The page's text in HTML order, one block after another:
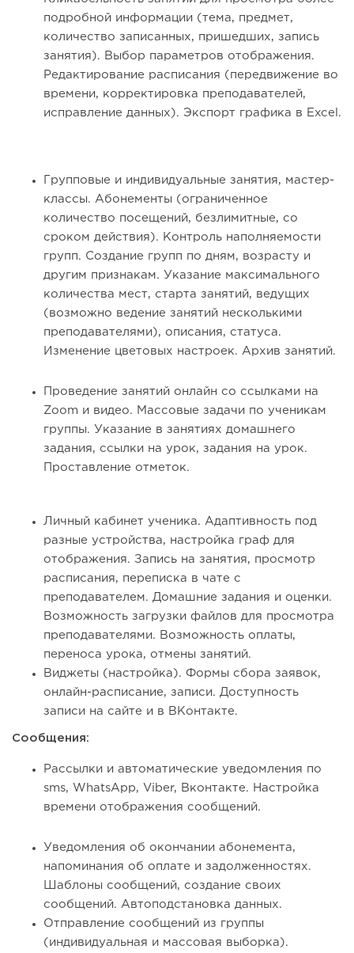
подробной информации (тема, предмет,
количество записанных, пришедших, запись
занятия). Выбор параметров отображения.
Редактирование расписания (передвижение во
времени, корректировка преподавателей,
исправление данных). Экспорт графика в Excel.
Групповые и индивидуальные занятия, мастер-
классы. Абонементы (ограниченное
количество посещений, безлимитные, со
сроком действия). Контроль наполняемости
групп. Создание групп по дням, возрасту и
другим признакам. Указание максимального
количества мест, старта занятий, ведущих
(возможно ведение занятий несколькими
преподавателями), описания, статуса.
Изменение цветовых настроек. Архив занятий.
Проведение занятий онлайн со ссылками на
Zoom и видео. Массовые задачи по ученикам
группы. Указание в занятиях домашнего
задания, ссылки на урок, задания на урок.
Проставление отметок.
Личный кабинет ученика. Адаптивность под
разные устройства, настройка граф для
отображения. Запись на занятия, просмотр
расписания, переписка в чате с
преподавателем. Домашние задания и оценки.
Возможность загрузки файлов для просмотра
преподавателями. Возможность оплаты,
переноса урока, отмены занятий.
Виджеты (настройка). Формы сбора заявок,
онлайн-расписание, записи. Доступность
записи на сайте и в ВКонтакте.
Сообщения:
Рассылки и автоматические уведомления по
sms, WhatsApp, Viber, Вконтакте. Настройка
времени отображения сообщений.
Уведомления об окончании абонемента,
напоминания об оплате и задолженностях.
Шаблоны сообщений, создание своих
сообщений. Автоподстановка данных.
Отправление сообщений из группы
(индивидуальная и массовая выборка).